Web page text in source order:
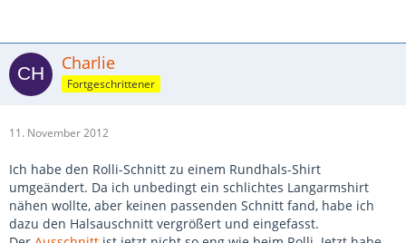
Charlie
Fortgeschrittener
11. November 2012
Ich habe den Rolli-Schnitt zu einem Rundhals-Shirt
umgeändert. Da ich unbedingt ein schlichtes Langarmshirt
nähen wollte, aber keinen passenden Schnitt fand, habe ich
dazu den Halsauschnitt vergrößert und eingefasst.